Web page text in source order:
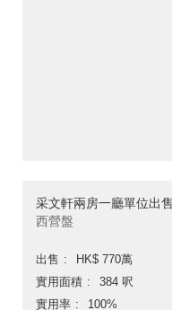
采文軒兩房一廳單位出售
西營盤
出售
HK$ 770萬
實用面積
384 呎
實用率
100%